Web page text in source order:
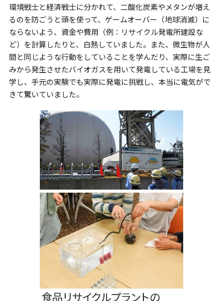
環境戦士と経済戦士に分かれて、二酸化炭素やメタンが増え
るのを防ごうと頭を使って、ゲームオーバー（地球消滅）に
ならないよう、資金や費用（例：リサイクル発電所建設な
ど）を計算したりと、白熱していました。また、微生物が人
間と同じような行動をしていることを学んだり、実際に生ご
みから発生させたバイオガスを用いて発電している工場を見
学し、手元の実験でも実際に発電に挑戦し、本当に電気がで
きて驚いていました。